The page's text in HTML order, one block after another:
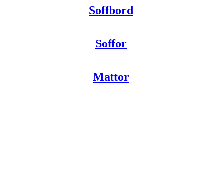
Soffbord
Soffor
Mattor